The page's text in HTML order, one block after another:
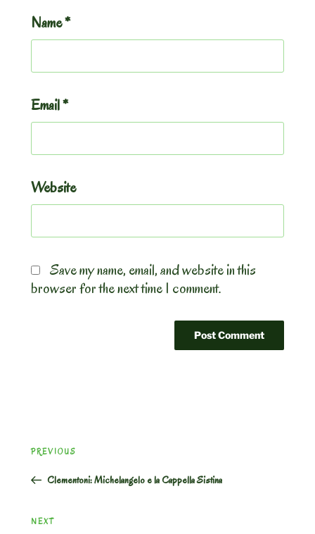
Name*
Email*
Website
Save my name, email, and website in this
browser for the next time I comment.
navigation
Previous
PREVIOUS
Clementoni: Michelangelo e la Cappella Sistina
Next
NEXT